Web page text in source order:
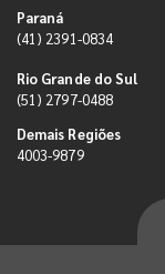
Paraná
(41) 2391-0834
Rio Grande do Sul
(51) 2797-0488
Demais Regiões
4003-9879